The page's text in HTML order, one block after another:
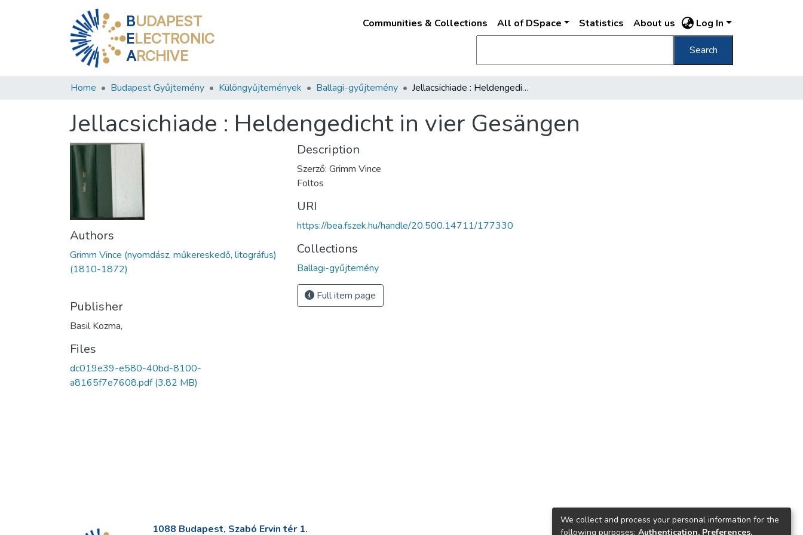
BUDAPEST
ELECTRONIC
ARCHIVE
Communities & Collections All of DSpace Statistics About us Log In
Search
Home Budapest Gyűjtemény Különgyűjtemények Ballagi-gyűjtemény Jellacsichiade : Heldengedicht in vier Gesängen
Jellacsichiade : Heldengedicht in vier Gesängen
Authors
Grimm Vince (nyomdász, műkereskedő, litográfus)
(1810-1872)
Publisher
Basil Kozma,
Files
dc019e39-e580-40bd-8100-
a8165f7e7608.pdf(3.82 MB)
Description
Szerző: Grimm Vince
Foltos
URI
https://bea.fszek.hu/handle/20.500.14711/177330
Collections
Ballagi-gyűjtemény
Full item page
1088 Budapest, Szabó Ervin tér 1.
We collect and process your personal information for the
following purposes: Authentication, Preferences,